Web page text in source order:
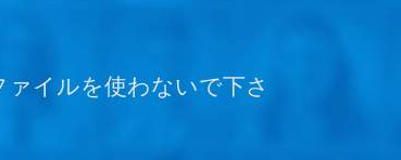
イルを使わないで下さ